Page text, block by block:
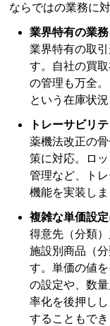
ならではの業務に
業界特有の業
業界特有の取
す。自社の買
の管理も万全
という在庫状
トレーサビリ
薬機法改正の
策に対応。ロ
管理など、ト
機能を実装しま
複雑な単価設
得意先（分類
施設別商品（
す。単価の値
の設定や、数
率化を後押し
することもでき